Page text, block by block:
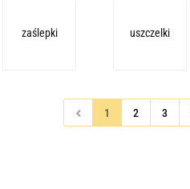
zaślepki uszczelki
1 2 3